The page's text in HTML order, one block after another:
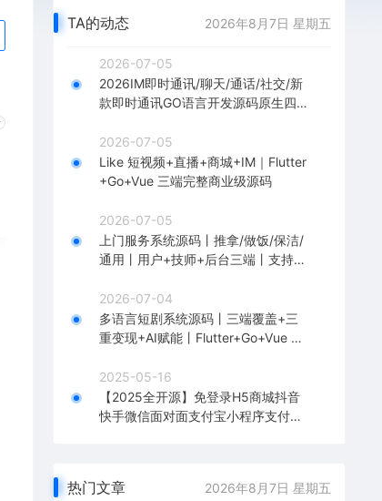
TA的动态 2026年8月7日 星期五
2026-07-05
2026IM即时通讯/聊天/通话/社交/新
款即时通讯GO语言开发源码原生四
2026-07-05
Like 短视频+直播+商城+IM｜Flutter
+Go+Vue 三端完整商业级源码
2026-07-05
上门服务系统源码丨推拿/做饭/保洁/
通用丨用户+技师+后台三端丨支持二
2026-07-04
多语言短剧系统源码丨三端覆盖+三
重变现+AI赋能丨Flutter+Go+Vue 商
2025-05-16
【2025全开源】免登录H5商城抖音
快手微信面对面支付宝小程序支付快
热门文章 2026年8月7日 星期五